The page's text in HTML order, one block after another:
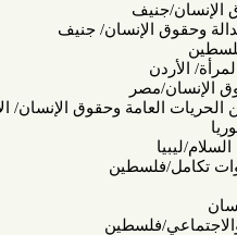
الإنسان/ جنيف
مصر
وحقوق الإنسان/ الأردن
فلسطين